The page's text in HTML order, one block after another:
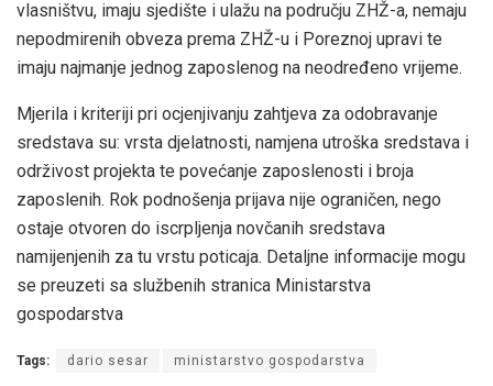
vlasništvu, imaju sjedište i ulažu na području ZHŽ-a, nemaju
nepodmirenih obveza prema ZHŽ-u i Poreznoj upravi te
imaju najmanje jednog zaposlenog na neodređeno vrijeme.
Mjerila i kriteriji pri ocjenjivanju zahtjeva za odobravanje
sredstava su: vrsta djelatnosti, namjena utroška sredstava i
održivost projekta te povećanje zaposlenosti i broja
zaposlenih. Rok podnošenja prijava nije ograničen, nego
ostaje otvoren do iscrpljenja novčanih sredstava
namijenjenih za tu vrstu poticaja. Detaljne informacije mogu
se preuzeti sa službenih stranica Ministarstva
gospodarstva
Tags: dario sesar ministarstvo gospodarstva